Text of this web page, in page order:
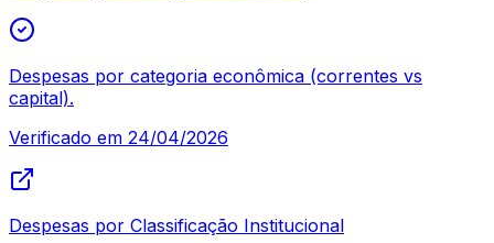
Despesas por categoria econômica (correntes vs
capital).
Verificado em 24/04/2026
Despesas por Classificação Institucional